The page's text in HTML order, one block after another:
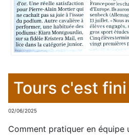
Tours c'est fini
02/06/2025
Comment pratiquer en équipe